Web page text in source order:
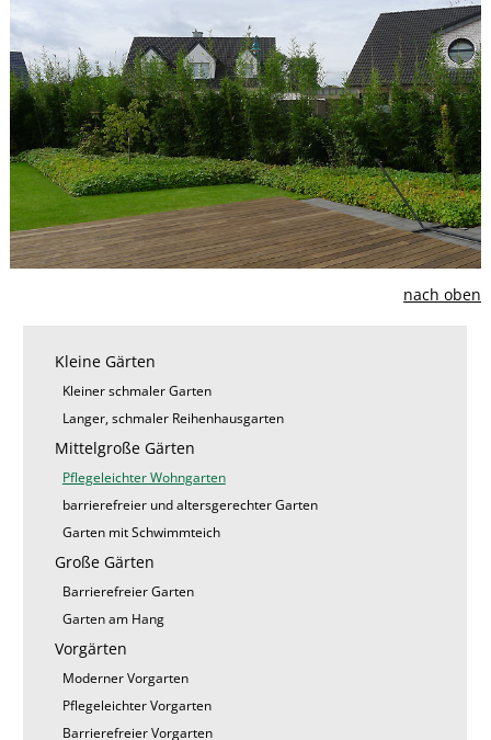
nach oben
überspringen
Kleine Gärten
Kleiner schmaler Garten
Langer, schmaler Reihenhausgarten
Mittelgroße Gärten
Pflegeleichter Wohngarten
barrierefreier und altersgerechter Garten
Garten mit Schwimmteich
Große Gärten
Barrierefreier Garten
Garten am Hang
Vorgärten
Moderner Vorgarten
Pflegeleichter Vorgarten
Barrierefreier Vorgarten